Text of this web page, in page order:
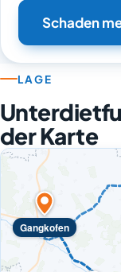
Schaden
LAGE
der Karte
Gangkofen